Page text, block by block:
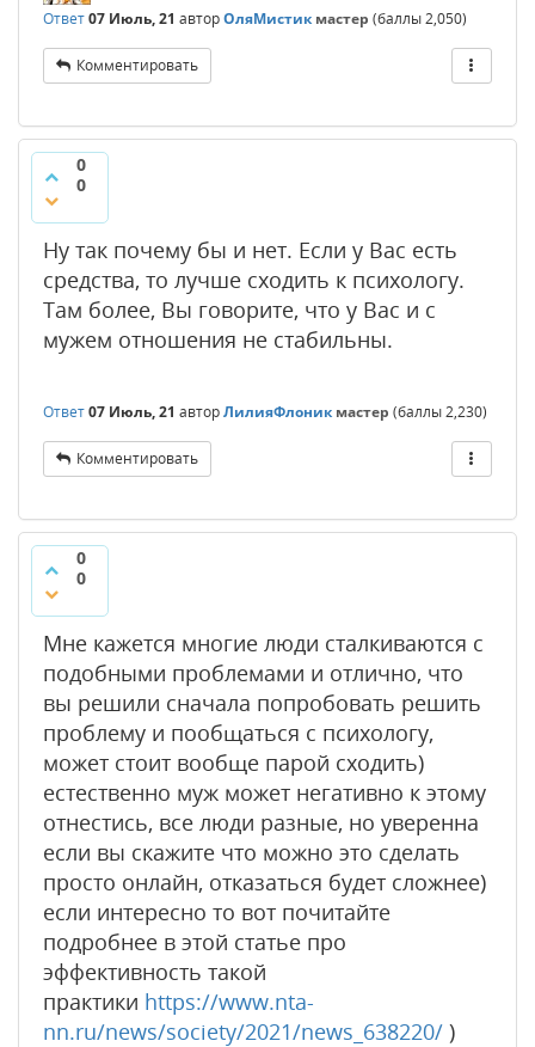
Ответ07 Июль, 21 авторОляМистик мастер (баллы2,050)
Комментировать
0
0
Ну так почему бы и нет. Если у Вас есть
средства, то лучше сходить к психологу.
Там более, Вы говорите, что у Вас и с
мужем отношения не стабильны.
Ответ07 Июль, 21 авторЛилияФлоник мастер (баллы2,230)
Комментировать
0
0
Мне кажется многие люди сталкиваются с
подобными проблемами и отлично, что
вы решили сначала попробовать решить
проблему и пообщаться с психологу,
может стоит вообще парой сходить)
естественно муж может негативно к этому
отнестись, все люди разные, но уверенна
если вы скажите что можно это сделать
просто онлайн, отказаться будет сложнее)
если интересно то вот почитайте
подробнее в этой статье про
эффективность такой
практики https://www.nta-
nn.ru/news/society/2021/news_638220/ )